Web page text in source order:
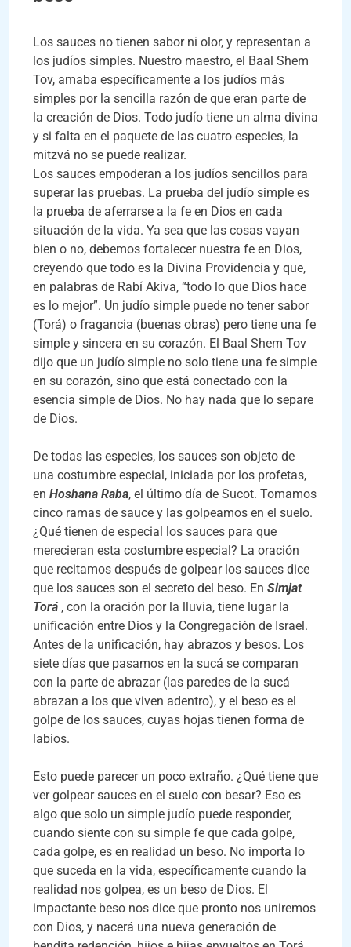
Los sauces no tienen sabor ni olor, y representan a
los judíos simples. Nuestro maestro, el Baal Shem
Tov, amaba específicamente a los judíos más
simples por la sencilla razón de que eran parte de
la creación de Dios. Todo judío tiene un alma divina
y si falta en el paquete de las cuatro especies, la
mitzvá no se puede realizar.
Los sauces empoderan a los judíos sencillos para
superar las pruebas. La prueba del judío simple es
la prueba de aferrarse a la fe en Dios en cada
situación de la vida. Ya sea que las cosas vayan
bien o no, debemos fortalecer nuestra fe en Dios,
creyendo que todo es la Divina Providencia y que,
en palabras de Rabí Akiva, “todo lo que Dios hace
es lo mejor”. Un judío simple puede no tener sabor
(Torá) o fragancia (buenas obras) pero tiene una fe
simple y sincera en su corazón. El Baal Shem Tov
dijo que un judío simple no solo tiene una fe simple
en su corazón, sino que está conectado con la
esencia simple de Dios. No hay nada que lo separe
de Dios.
De todas las especies, los sauces son objeto de
una costumbre especial, iniciada por los profetas,
en Hoshana Raba, el último día de Sucot. Tomamos
cinco ramas de sauce y las golpeamos en el suelo.
¿Qué tienen de especial los sauces para que
merecieran esta costumbre especial? La oración
que recitamos después de golpear los sauces dice
que los sauces son el secreto del beso. En Simjat
Torá , con la oración por la lluvia, tiene lugar la
unificación entre Dios y la Congregación de Israel.
Antes de la unificación, hay abrazos y besos. Los
siete días que pasamos en la sucá se comparan
con la parte de abrazar (las paredes de la sucá
abrazan a los que viven adentro), y el beso es el
golpe de los sauces, cuyas hojas tienen forma de
labios.
Esto puede parecer un poco extraño. ¿Qué tiene que
ver golpear sauces en el suelo con besar? Eso es
algo que solo un simple judío puede responder,
cuando siente con su simple fe que cada golpe,
cada golpe, es en realidad un beso. No importa lo
que suceda en la vida, específicamente cuando la
realidad nos golpea, es un beso de Dios. El
impactante beso nos dice que pronto nos uniremos
con Dios, y nacerá una nueva generación de